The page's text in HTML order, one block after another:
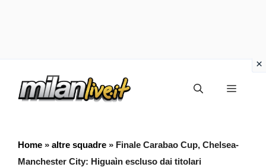
Menu
Home » altre squadre » Finale Carabao Cup, Chelsea-
Manchester City: Higuaìn escluso dai titolari